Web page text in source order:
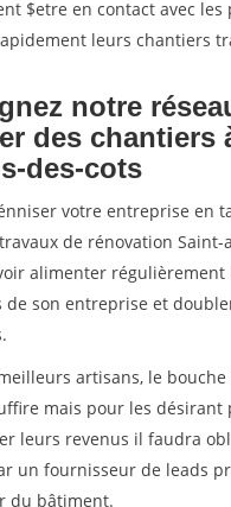
$etre en contact avec
leurs chantiers
notre
des chantiers
des-cots
votre entreprise en
de rénovation Saint-
alimenter régulièrement
de son entreprise et
artisans, le
mais pour les désirant
leurs revenus il faudra
un fournisseur de leads
du bâtiment.